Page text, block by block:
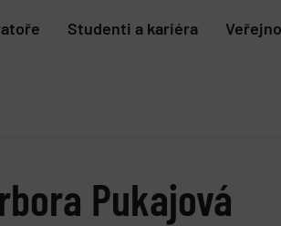
Studenti a kariéra
Pukajová